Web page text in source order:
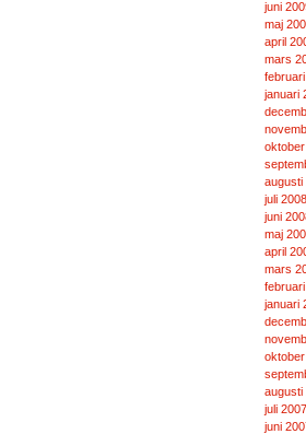
juni
maj
april
mars
januari
augusti
juli 2008
juni
maj
april
mars
januari
augusti
juli 2007
juni